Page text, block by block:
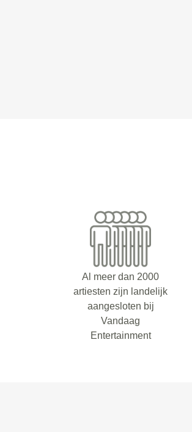
Al meer dan 2000
artiesten zijn landelijk
aangesloten bij
Vandaag
Entertainment